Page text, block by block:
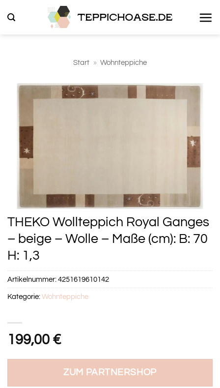
Inhalt
Start » Wohnteppiche
THEKO Wollteppich Royal Ganges
– beige – Wolle – Maße (cm): B: 70
H: 1,3
199,00 €
ZUM PARTNERSHOP
Artikelnummer:4251619610142
Kategorie:Wohnteppiche